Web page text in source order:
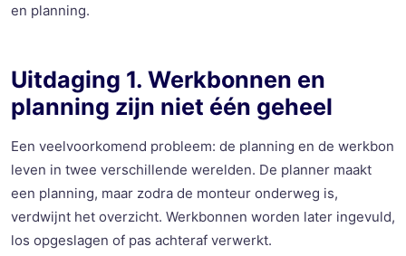
en planning.
Uitdaging 1. Werkbonnen en
planning zijn niet één geheel
Een veelvoorkomend probleem: de planning en de werkbon
leven in twee verschillende werelden. De planner maakt
een planning, maar zodra de monteur onderweg is,
verdwijnt het overzicht. Werkbonnen worden later ingevuld,
los opgeslagen of pas achteraf verwerkt.